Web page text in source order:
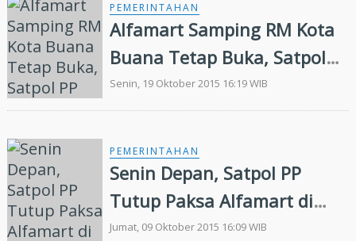
PEMERINTAHAN
Alfamart Samping RM Kota
Buana Tetap Buka, Satpol
PP Berkilah Tak Punya
Wewenang
Senin, 19 Oktober 2015 16:19 WIB
PEMERINTAHAN
Senin Depan, Satpol PP
Tutup Paksa Alfamart di
Lintas Timur Pangkalan
Jumat, 09 Oktober 2015 16:09 WIB